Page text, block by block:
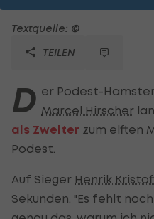
Textquelle: ©
TEILEN
D er Podest-
Marcel Hirscher
als Zweiter zum elften
Podest.
Auf Sieger Henrik
Sekunden. "Es fehlt